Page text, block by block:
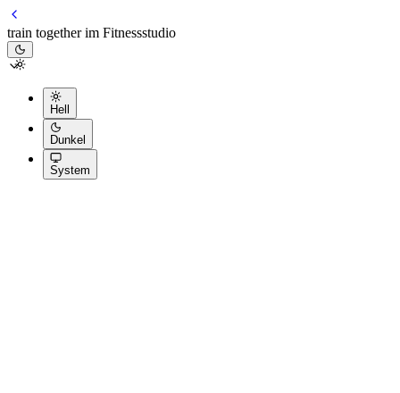
train together im Fitnessstudio
Hell
Dunkel
System